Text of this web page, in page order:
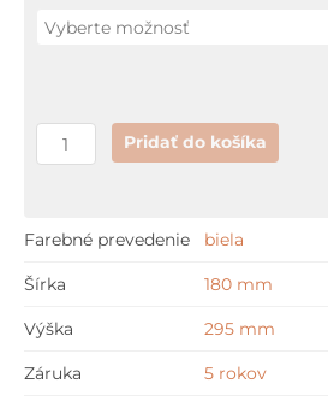
Pridať do košíka
Farebné prevedenie biela
Šírka 180 mm
Výška 295 mm
Záruka 5 rokov